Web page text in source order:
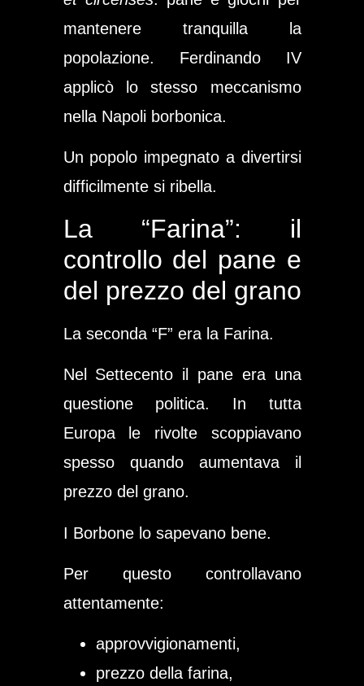
mantenere tranquilla la
popolazione. Ferdinando IV
applicò lo stesso meccanismo
nella Napoli borbonica.
Un popolo impegnato a divertirsi
difficilmente si ribella.
La “Farina”: il
controllo del pane e
del prezzo del grano
La seconda “F” era la Farina.
Nel Settecento il pane era una
questione politica. In tutta
Europa le rivolte scoppiavano
spesso quando aumentava il
prezzo del grano.
I Borbone lo sapevano bene.
Per questo controllavano
attentamente:
approvvigionamenti,
prezzo della farina,